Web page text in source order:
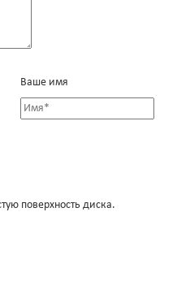
Ваше имя
поверхность диска.